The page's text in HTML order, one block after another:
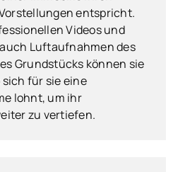
entspricht.
Videos und
Luftaufnahmen des
Grundstücks können sie
für sie eine
lohnt, um ihr
zu vertiefen.